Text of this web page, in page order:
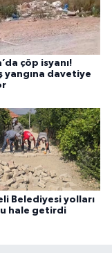
çöp isyanı!
yangına davetiye
Belediyesi yolları
hale getirdi